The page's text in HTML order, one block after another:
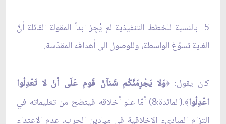
5- بالنسبة للخطط التنفيذية لم يُجِز ابداً المقولة القائلة أنَّ
الغاية تسوّغ الواسطة، وللوصول الى أهدافه المقدّسة.
كان يقول:﴿وَلا يَجْرِمَنَّكُم شَنآنُ قَوم عَلَى أنْ لا تَعْدِلُوا
اعْدِلُوا﴾
.(المائدة:8) أمّا علو أخلاقه فيتضح من تعليماته في
التزام المبادىء الاخلاقية في ميادين الحرب، عدم الاعتداء